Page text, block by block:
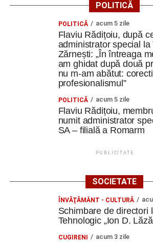
POLITICĂ
POLITICĂ acum 5 zile
Flaviu Rădițoiu, după
administrator special la
Zărnești: „În întreaga
am ghidat după două
nu m-am abătut:
profesionalismul”
POLITICĂ acum 5 zile
Flaviu Rădițoiu,
numit administrator
SA – filială a Romarm
PUBLICITATE
SOCIETATE
ÎNVĂŢĂMÂNT - CULTURĂ
Schimbare de directori
Tehnologic „Ion D.
CUGIRENI acum 3 zile